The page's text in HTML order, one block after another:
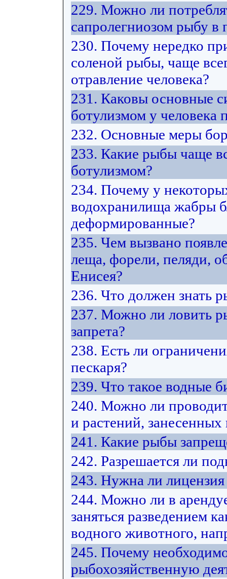
229. Можно ли
сапролегниозом рыбу в
230. Почему нередко
соленой рыбы, чаще
отравление человека?
231. Каковы основные
ботулизмом у
232. Основные меры
233. Какие рыбы чаще
ботулизмом?
234. Почему у
водохранилища жабры
деформированные?
235. Чем вызвано
леща, форели, пеляди,
Енисея?
236. Что должен знать
237. Можно ли ловить
запрета?
238. Есть ли
пескаря?
239. Что такое водные
240. Можно ли
и растений,
241. Какие рыбы
242. Разрешается ли
243. Нужна ли
244. Можно ли в
заняться разведением
водного животного,
245. Почему
рыбохозяйственную